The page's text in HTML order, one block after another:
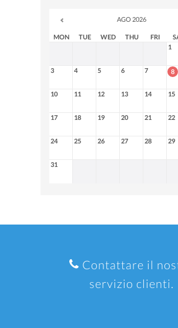
AGO 2026
MON TUE WED THU FRI
1
3 4 5 6 7 8
10 11 12 13 14 15
17 18 19 20 21 22
24 25 26 27 28 29
31
Contattare il
servizio clienti.